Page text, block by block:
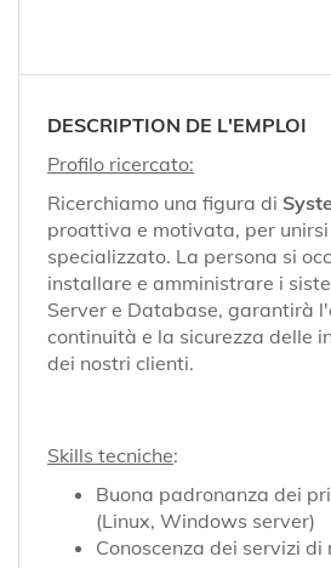
EN
FR
IT
DE
ES
PT
DESCRIPTION DE L'EMPLOI
Profilo ricercato:
Ricerchiamo una figura di
proattiva e motivata, per
specializzato. La persona si
installare e amministrare i
Server e Database, garantirà
continuità e la sicurezza delle
dei nostri clienti.
Skills tecniche:
Buona padronanza dei
(Linux, Windows server)
Conoscenza dei servizi di